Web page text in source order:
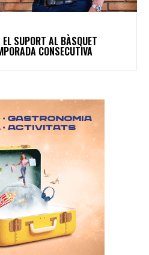
EL SUPORT AL BÀSQUET
CONSECUTIVA